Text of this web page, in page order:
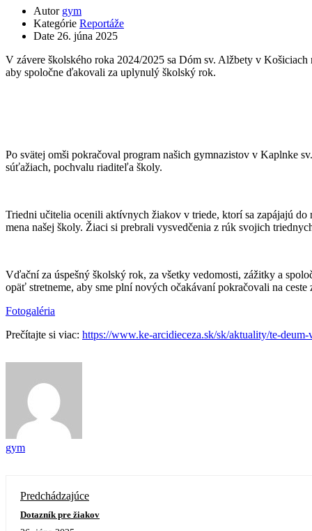
Autor gym
Kategórie Reportáže
Date 26. júna 2025
V závere školského roka 2024/2025 sa Dóm sv. Alžbety v
aby spoločne ďakovali za uplynulý školský rok.
Po svätej omši pokračoval program našich gymnazistov v Kaplnke
súťažiach, pochvalu riaditeľa školy.
Triedni učitelia ocenili aktívnych žiakov v triede, ktorí sa zapájajú
mena našej školy. Žiaci si prebrali vysvedčenia z rúk svojich
Vďační za úspešný školský rok, za všetky vedomosti, zážitky a
opäť stretneme, aby sme plní nových očakávaní pokračovali na ceste
Fotogaléria
Prečítajte si viac: https://www.ke-arcidieceza.sk/sk/aktuality/te-
gym
Predchádzajúce
Dotazník pre žiakov